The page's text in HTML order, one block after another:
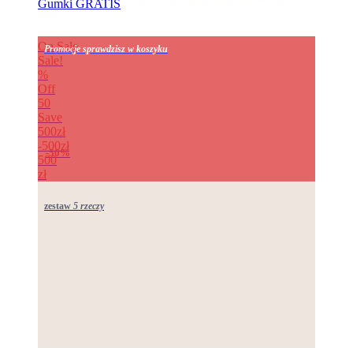
On Sale
Sale!
%
Off
50
Save
500zł
500zł
50%
500
zł
Promocje sprawdzisz w koszyku
zestaw 5 rzeczy